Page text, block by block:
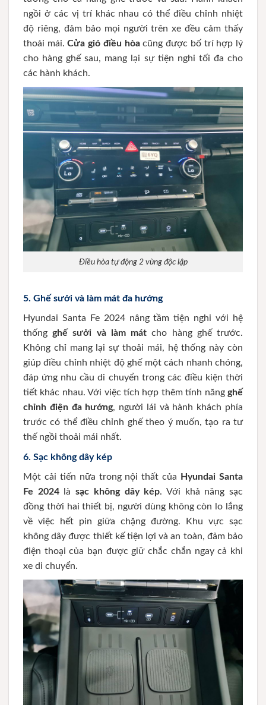
ngồi ở các vị trí khác nhau có thể điều chỉnh nhiệt
độ riêng, đảm bảo mọi người trên xe đều cảm thấy
thoải mái.Cửa gió điều hòacũng được bố trí hợp lý
cho hàng ghế sau, mang lại sự tiện nghi tối đa cho
các hành khách.
Điều hòa tự động 2 vùng độc lập
5. Ghế sưởi và làm mát đa hướng
Hyundai Santa Fe 2024 nâng tầm tiện nghi với hệ
thốngghế sưởi và làm mát cho hàng ghế trước.
Không chỉ mang lại sự thoải mái, hệ thống này còn
giúp điều chỉnh nhiệt độ ghế một cách nhanh chóng,
đáp ứng nhu cầu di chuyển trong các điều kiện thời
tiết khác nhau. Với việc tích hợp thêm tính năng ghế
chỉnh điện đa hướng, người lái và hành khách phía
trước có thể điều chỉnh ghế theo ý muốn, tạo ra tư
thế ngồi thoải mái nhất.
6. Sạc không dây kép
Một cải tiến nữa trong nội thất của
Hyundai Santa
Fe 2024làsạc không dây kép. Với khả năng sạc
đồng thời hai thiết bị, người dùng không còn lo lắng
về việc hết pin giữa chặng đường. Khu vực sạc
không dây được thiết kế tiện lợi và an toàn, đảm bảo
điện thoại của bạn được giữ chắc chắn ngay cả khi
xe di chuyển.